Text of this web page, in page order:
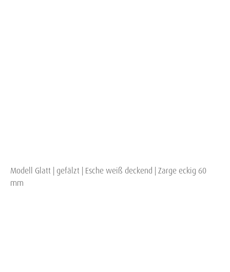
Modell Glatt | gefälzt | Esche weiß deckend | Zarge eckig 60
mm